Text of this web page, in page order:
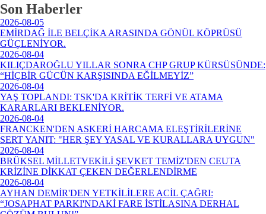
Son Haberler
2026-08-05
EMİRDAĞ İLE BELÇİKA ARASINDA GÖNÜL KÖPRÜSÜ
GÜÇLENİYOR.
2026-08-04
KILIÇDAROĞLU YILLAR SONRA CHP GRUP KÜRSÜSÜNDE:
“HİÇBİR GÜCÜN KARŞISINDA EĞİLMEYİZ”
2026-08-04
YAŞ TOPLANDI: TSK'DA KRİTİK TERFİ VE ATAMA
KARARLARI BEKLENİYOR.
2026-08-04
FRANCKEN'DEN ASKERİ HARCAMA ELEŞTİRİLERİNE
SERT YANIT: "HER ŞEY YASAL VE KURALLARA UYGUN"
2026-08-04
BRÜKSEL MİLLETVEKİLİ ŞEVKET TEMİZ'DEN CEUTA
KRİZİNE DİKKAT ÇEKEN DEĞERLENDİRME
2026-08-04
AYHAN DEMİR'DEN YETKİLİLERE ACİL ÇAĞRI:
“JOSAPHAT PARKI'NDAKİ FARE İSTİLASINA DERHAL